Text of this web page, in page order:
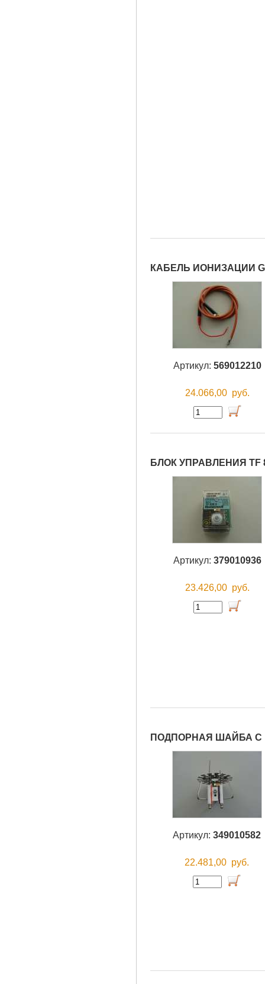
КАБЕЛЬ ИОНИЗАЦИИ
Артикул: 569012210
24.066,00 руб.
БЛОК УПРАВЛЕНИЯ TF
Артикул: 379010936
23.426,00 руб.
ПОДПОРНАЯ ШАЙБА С
Артикул: 349010582
22.481,00 руб.